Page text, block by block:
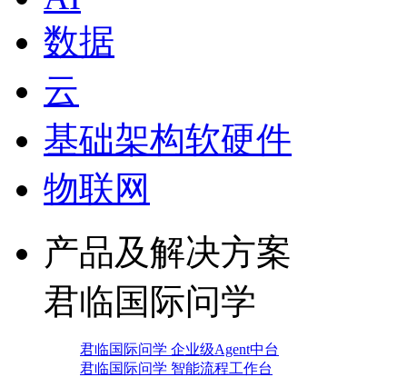
数据
云
基础架构软硬件
物联网
产品及解决方案
君临国际问学
君临国际问学 企业级Agent中台
君临国际问学 智能流程工作台